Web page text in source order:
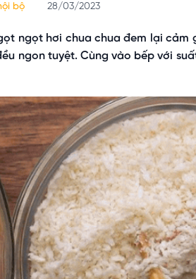
bộ 28/03/2023
ngọt hơi chua chua đem lại cảm
ngon tuyệt. Cùng vào bếp với